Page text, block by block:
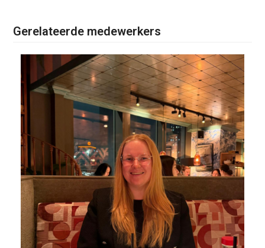
Gerelateerde medewerkers